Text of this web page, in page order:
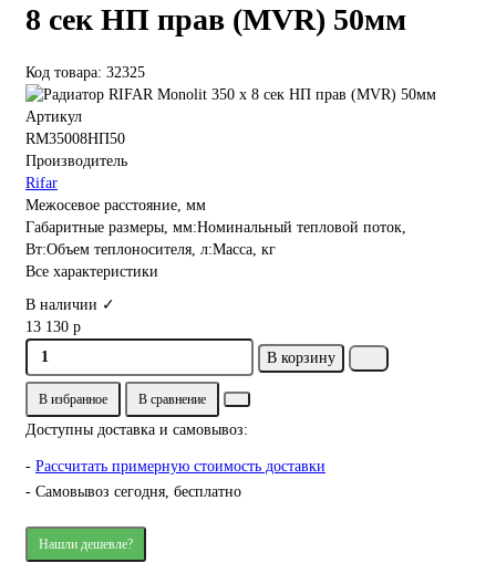
8 сек НП прав (MVR) 50мм
Код товара: 32325
Артикул
RM35008НП50
Производитель
Rifar
Межосевое расстояние, мм
Габаритные размеры, мм:Номинальный тепловой поток,
Вт:Объем теплоносителя, л:Масса, кг
Все характеристики
В наличии ✓
13 130 р
В корзину
В избранное В сравнение
Доступны доставка и самовывоз:
- Рассчитать примерную стоимость доставки
- Самовывоз сегодня, бесплатно
Нашли дешевле?